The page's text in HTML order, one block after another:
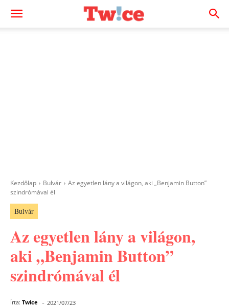
Kezdőlap Bulvár
Az egyetlen lány a világon, aki „Benjamin Button”
szindrómával él
Bulvár
Az egyetlen lány a világon,
aki „Benjamin Button”
szindrómával él
Írta: Twice - 2021/07/23